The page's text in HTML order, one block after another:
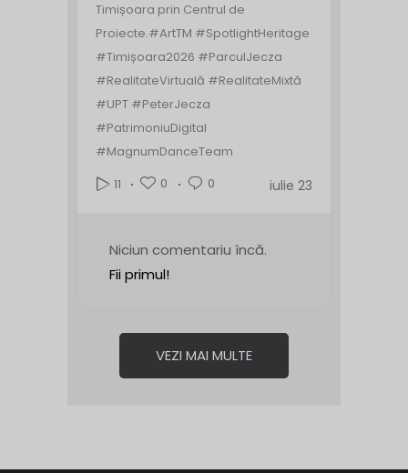
Timișoara prin Centrul de
Proiecte.#ArtTM #SpotlightHeritage
#Timișoara2026 #ParculJecza
#RealitateVirtuală #RealitateMixtă
#UPT #PeterJecza
#PatrimoniuDigital
#MagnumDanceTeam
11
0 0 iulie 23
Niciun comentariu încă.
Fii primul!
VEZI MAI MULTE